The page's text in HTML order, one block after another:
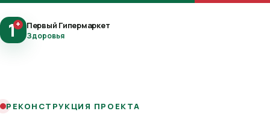
1+ Первый Гипермаркет
Здоровья
РЕКОНСТРУКЦИЯ ПРОЕКТА